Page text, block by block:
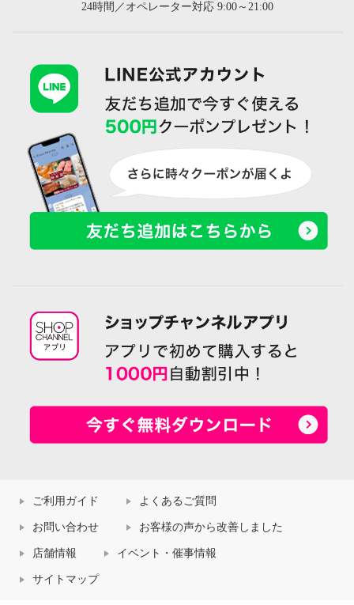
24時間／オペレーター対応 9:00～21:00
ご利用ガイド よくあるご質問
お問い合わせ お客様の声から改善しました
店舗情報 イベント・催事情報
サイトマップ